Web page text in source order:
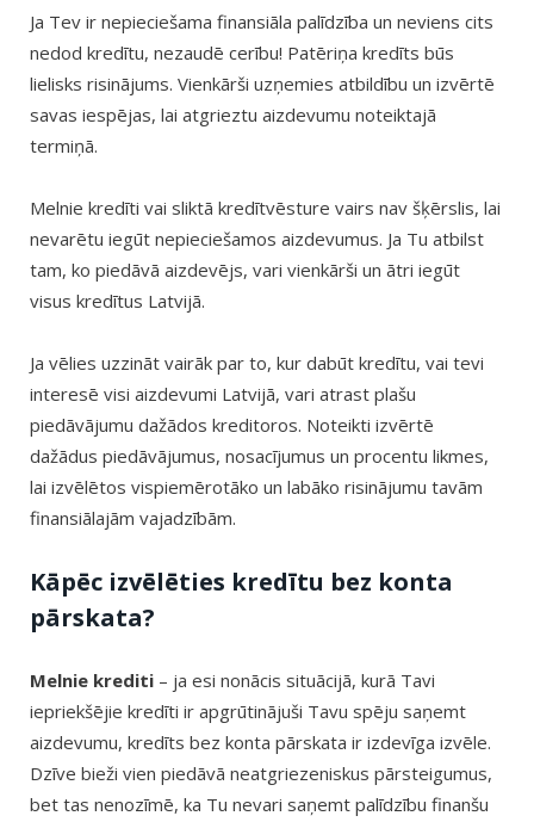
Ja Tev ir nepieciešama finansiāla palīdzība un neviens cits
nedod kredītu, nezaudē cerību! Patēriņa kredīts būs
lielisks risinājums. Vienkārši uzņemies atbildību un izvērtē
savas iespējas, lai atgrieztu aizdevumu noteiktajā
termiņā.
Melnie kredīti vai sliktā kredītvēsture vairs nav šķērslis, lai
nevarētu iegūt nepieciešamos aizdevumus. Ja Tu atbilst
tam, ko piedāvā aizdevējs, vari vienkārši un ātri iegūt
visus kredītus Latvijā.
Ja vēlies uzzināt vairāk par to, kur dabūt kredītu, vai tevi
interesē visi aizdevumi Latvijā, vari atrast plašu
piedāvājumu dažādos kreditoros. Noteikti izvērtē
dažādus piedāvājumus, nosacījumus un procentu likmes,
lai izvēlētos vispiemērotāko un labāko risinājumu tavām
finansiālajām vajadzībām.
Kāpēc izvēlēties kredītu bez konta
pārskata?
Melnie krediti – ja esi nonācis situācijā, kurā Tavi
iepriekšējie kredīti ir apgrūtinājuši Tavu spēju saņemt
aizdevumu, kredīts bez konta pārskata ir izdevīga izvēle.
Dzīve bieži vien piedāvā neatgriezeniskus pārsteigumus,
bet tas nenozīmē, ka Tu nevari saņemt palīdzību finanšu